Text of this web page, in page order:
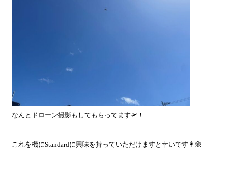
なんとドローン撮影もしてもらってます🛫！
これを機にStandardに興味を持っていただけますと幸いです👩🌼